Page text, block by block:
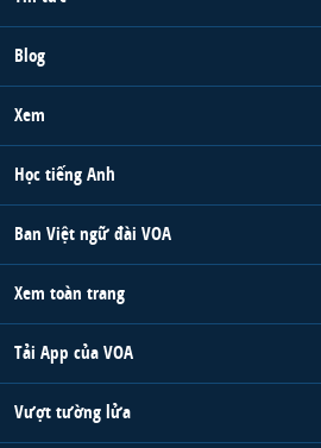
Blog
Xem
Học tiếng Anh
Ban Việt ngữ đài VOA
Xem toàn trang
Tải App của VOA
Vượt tường lửa